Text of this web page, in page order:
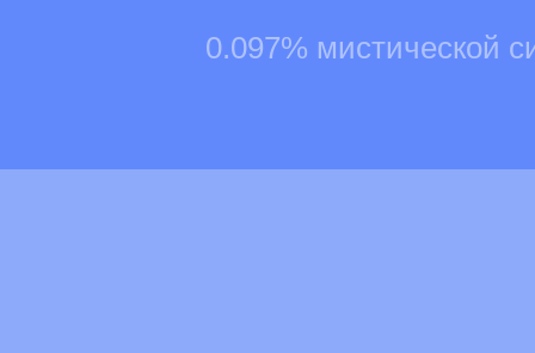
0.097% мистической